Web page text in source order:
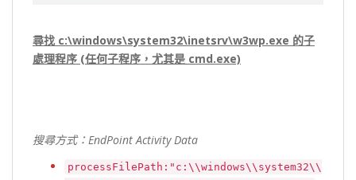
尋找 c:\windows\system32\inetsrv\w3wp.exe 的子
處理程序 (任何子程序，尤其是 cmd.exe)
搜尋方式： EndPoint Activity Data
processFilePath:"c:\\windows\\system32\\